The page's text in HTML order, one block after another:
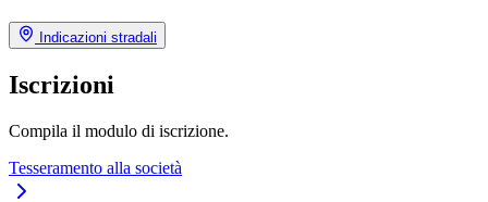
Indicazioni stradali
Iscrizioni
Compila il modulo di iscrizione.
Tesseramento alla società